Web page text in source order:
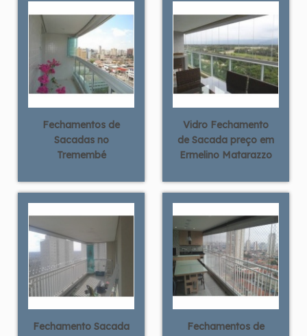
Fechamentos de
Sacadas no
Tremembé
Vidro Fechamento
de Sacada preço em
Ermelino Matarazzo
Fechamento Sacada
Fechamentos de